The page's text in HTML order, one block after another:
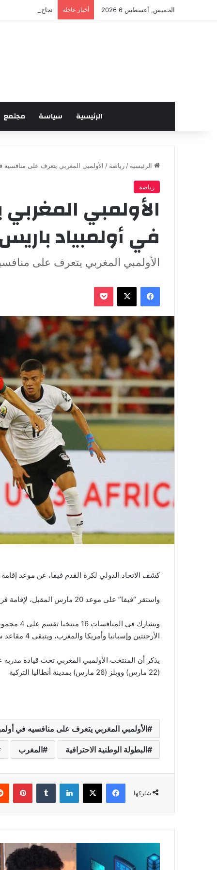
الخميس, أغسطس 6 2026 أخبار عاجلة نجاح لافت للدورة
الرئيسية سياسة مجتمع
الرئيسية / رياضة / الأولمبي المغربي يتعرف على منافسيه
رياضة
الأولمبي
في أولمبياد
الأولمبي المغربي يتعرف على
فيسبوك
كشف الاتحاد الدولي لكرة القدم فيفا، عن موعد إقامة
واستقر “فيفا” على موعد 20 مارس المقبل، لإقامة قرعة كرة القدم في أولمبياد باريس.
ويشارك
الأرجنتين وإسبانيا وأمريكا والمغرب، ويتبقى 4 مقاعد ستحسم في أبريل القادم، بعد انتهاء تصفيات قارة آسيا”.
يذكر أن المنتخب الأولمبي المغربي تحت قيادة
(22 مارس) وويلز (26 مارس) بمدينة أنطاليا التركية
الأولمبي المغربي يتعرف على منافسيه في
البطولة الوطنية الاحترافية المغرب
شاركها
فيسبوك لينكدإن بينتيريست
أ
و